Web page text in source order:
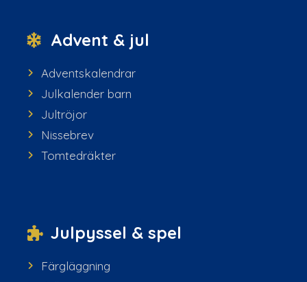
Advent & jul
Adventskalendrar
Julkalender barn
Jultröjor
Nissebrev
Tomtedräkter
Julpyssel & spel
Färgläggning